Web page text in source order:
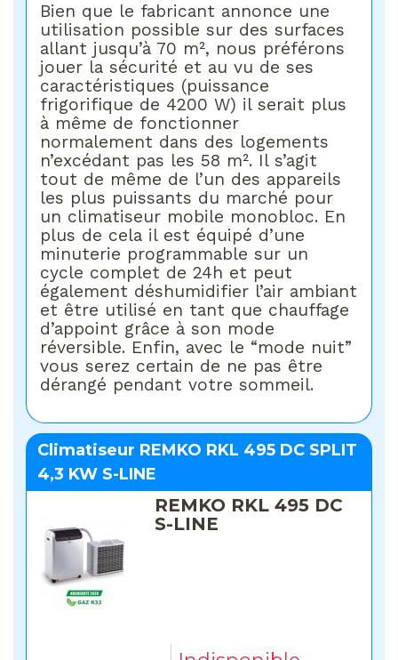
Bien que le fabricant annonce une
utilisation possible sur des surfaces
allant jusqu’à 70 m², nous préférons
jouer la sécurité et au vu de ses
caractéristiques (puissance
frigorifique de 4200 W) il serait plus
à même de fonctionner
normalement dans des logements
n’excédant pas les 58 m². Il s’agit
tout de même de l’un des appareils
les plus puissants du marché pour
un climatiseur mobile monobloc. En
plus de cela il est équipé d’une
minuterie programmable sur un
cycle complet de 24h et peut
également déshumidifier l’air ambiant
et être utilisé en tant que chauffage
d’appoint grâce à son mode
réversible. Enfin, avec le “mode nuit”
vous serez certain de ne pas être
dérangé pendant votre sommeil.
Climatiseur REMKO RKL 495 DC SPLIT
4,3 KW S-LINE
REMKO RKL 495 DC
S-LINE